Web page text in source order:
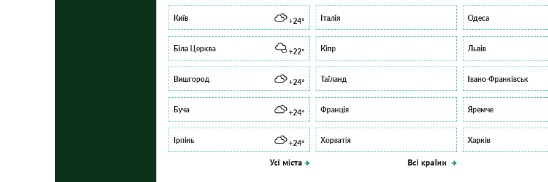
Київ +24°
Біла Церква +22°
Вишгород +24°
Буча +24°
Ірпінь +24°
Усі міста
Італія
Кіпр
Таїланд
Франція
Хорватія
Всі країни
Одеса
Львів
Івано-Франківськ
Яремче
Харків